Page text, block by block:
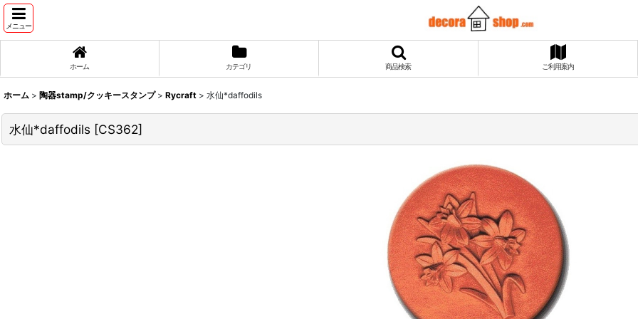
メニュー
ホーム カテゴリ 商品検索 ご利用案内
ホーム > 陶器stamp/クッキースタンプ > Rycraft > 水仙*daffodils
水仙*daffodils [CS362]